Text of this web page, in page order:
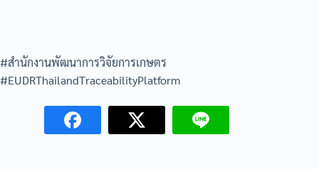
#สำนักงานพัฒนาการวิจัยการเกษตร
#EUDRThailandTraceabilityPlatform